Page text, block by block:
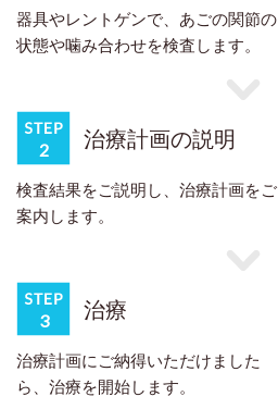
器具やレントゲンで、あごの関節の
状態や噛み合わせを検査します。
治療計画の説明
検査結果をご説明し、治療計画をご
案内します。
治療
治療計画にご納得いただけました
ら、治療を開始します。